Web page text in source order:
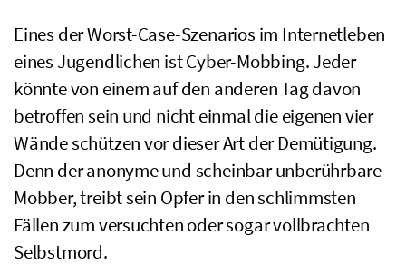
Eines derWorst-Case-Szenarios im Internetleben
eines Jugendlichen istCyber-Mobbing. Jeder
könnte von einem auf den anderen Tag davon
betroffen sein und nicht einmal die eigenen vier
Wände schützen vor dieser Art der Demütigung.
Denn der anonyme und scheinbar unberührbare
Mobber, treibt sein Opfer in den schlimmsten
Fällen zum versuchten oder sogar vollbrachten
Selbstmord.